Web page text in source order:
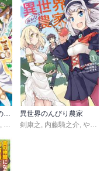
異世界のんびり農家の日常
, やすも
異世界のんびり農家
剣康之 , 内藤騎之介, やすも